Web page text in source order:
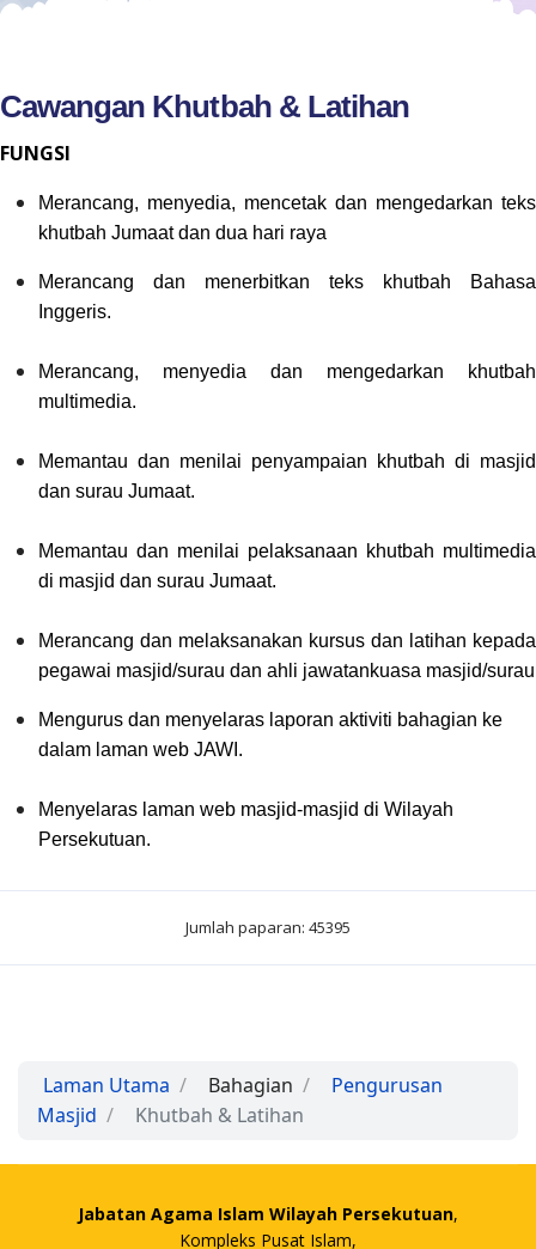
Cawangan Khutbah & Latihan
FUNGSI
Merancang, menyedia, mencetak dan mengedarkan teks
khutbah Jumaat dan dua hari raya
Merancang dan menerbitkan teks khutbah Bahasa
Inggeris.
Merancang, menyedia dan mengedarkan khutbah
multimedia.
Memantau dan menilai penyampaian khutbah di masjid
dan surau Jumaat.
Memantau dan menilai pelaksanaan khutbah multimedia
di masjid dan surau Jumaat.
Merancang dan melaksanakan kursus dan latihan kepada
pegawai masjid/surau dan ahli jawatankuasa masjid/surau
Mengurus dan menyelaras laporan aktiviti bahagian ke
dalam laman web JAWI.
Menyelaras laman web masjid-masjid di Wilayah
Persekutuan.
Jumlah paparan: 45395
Laman Utama Bahagian
Pengurusan
Masjid
Khutbah & Latihan
Jabatan Agama Islam Wilayah Persekutuan,
Kompleks Pusat Islam,